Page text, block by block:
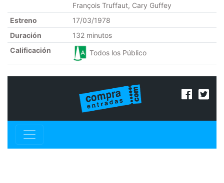
François Truffaut, Cary Guffey
Estreno
17/03/1978
Duración
132 minutos
Calificación
Todos los Público